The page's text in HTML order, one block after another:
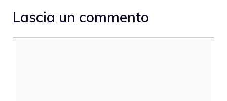
Lascia un commento